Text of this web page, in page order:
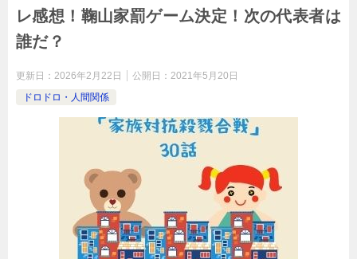
レ感想！鞠山家罰ゲーム決定！次の代表者は
誰だ？
更新日： 2026年2月22日 公開日： 2021年5月20日
ドロドロ・人間関係